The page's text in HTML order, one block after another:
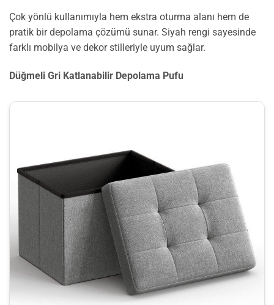
Çok yönlü kullanımıyla hem ekstra oturma alanı hem de
pratik bir depolama çözümü sunar. Siyah rengi sayesinde
farklı mobilya ve dekor stilleriyle uyum sağlar.
Düğmeli Gri Katlanabilir Depolama Pufu